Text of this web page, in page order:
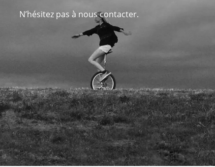
N’hésitez pas à nous contacter.